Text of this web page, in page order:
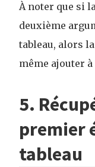
À noter que si
deuxième
tableau, alors
même ajouter
5.
premier
tableau